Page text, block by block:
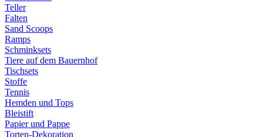
Teller
Falten
Sand Scoops
Ramps
Schminksets
Tiere auf dem Bauernhof
Tischsets
Stoffe
Tennis
Hemden und Tops
Bleistift
Papier und Pappe
Torten-Dekoration